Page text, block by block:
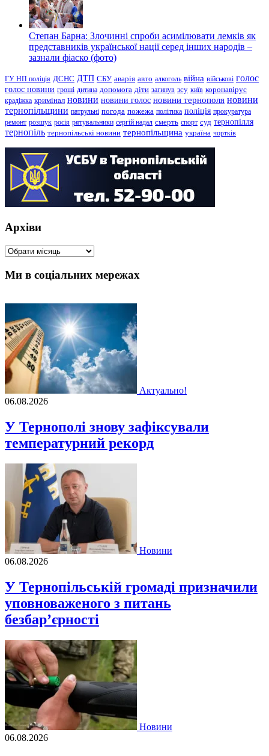
Степан Барна: Злочинні спроби асимілювати лемків як
представників української нації серед інших народів –
зазнали фіаско (фото)
ГУ НП поліція ДСНС ДТП СБУ аварія авто алкоголь війна військові голос
голос новини гроші дитина допомога діти загинув зсу київ коронавірус
крадіжка кримінал новини новини голос новини тернополя новини
тернопільщини патрульні погода пожежа політика поліція прокуратура
ремонт розшук росія рятувальники сергій надал смерть спорт суд тернопілля
тернопіль тернопільські новини тернопільщина україна чортків
Архіви
Архіви
Ми в соціальних мережах
Актуально!
06.08.2026
У Тернополі знову зафіксували
температурний рекорд
Новини
06.08.2026
У Тернопільській громаді призначили
уповноваженого з питань
безбар’єрності
Новини
06.08.2026